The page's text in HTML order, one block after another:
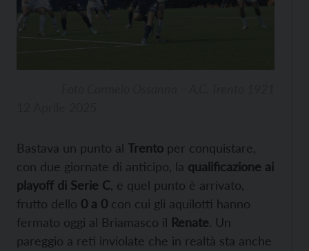
Bastava un punto al Trento per conquistare,
con due giornate di anticipo, la qualificazione ai
playoff di Serie C , e quel punto è arrivato,
frutto dello 0 a 0 con cui gli aquilotti hanno
fermato oggi al Briamasco il Renate. Un
pareggio a reti inviolate che in realtà sta anche